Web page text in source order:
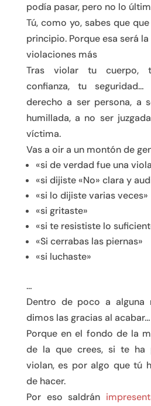
podía pasar, pero no lo
Tú, como yo, sabes que
principio. Porque esa será
violaciones más
Tras violar tu cuerpo,
confianza, tu
derecho a ser persona, a
humillada, a no ser
víctima.
Vas a oir a un montón de
«si de verdad fue una
«si dijiste «No» clara y
«si lo dijiste varias veces»
«si gritaste»
«si te resististe lo
«Si cerrabas las piernas»
«si luchaste»
…
Dentro de poco a alguna
dimos las gracias al acabar…
Porque en el fondo de la
de la que crees, si te ha
violan, es por algo que tú
de hacer.
Por eso saldrán